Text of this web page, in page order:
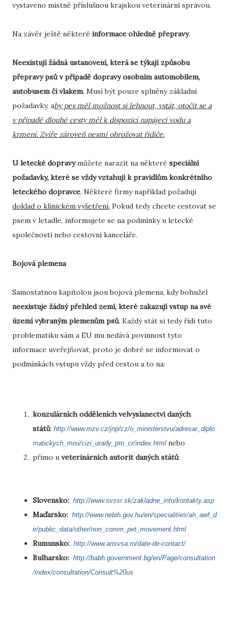
vystaveno místně příslušnou krajskou veterinární správou.
Na závěr ještě některé informace ohledně přepravy.
Neexistují žádná ustanovení, která se týkají způsobu
přepravy psů v případě dopravy osobním automobilem,
autobusem či vlakem. Musí být pouze splněny základní
požadavky, aby pes měl možnost si lehnout, vstát, otočit se a
v případě dlouhé cesty měl k dispozici napájecí vodu a
krmení. Zvíře zároveň nesmí ohrožovat řidiče.
U letecké dopravymůžete narazit na některé speciální
požadavky, které se vždy vztahují k pravidlům konkrétního
leteckého dopravce. Některé firmy například požadují
doklad o klinickém vyšetření. Pokud tedy chcete cestovat se
psem v letadle, informujete se na podmínky u letecké
společnosti nebo cestovní kanceláře.
Bojová plemena
Samostatnou kapitolou jsou bojová plemena, kdy bohužel
neexistuje žádný přehled zemí, které zakazují vstup na své
území vybraným plemenům psů. Každý stát si tedy řídí tuto
problematiku sám a EU mu nedává povinnost tyto
informace uveřejňovat, proto je dobré se informovat o
podmínkách vstupu vždy před cestou a to na:
konzulárních odděleních velvyslanectví daných
států: http://www.mzv.cz/jnp/cz/o_ministerstvu/adresar_diplo
matickych_misi/cizi_urady_pro_cr/index.html nebo
přímo u veterinárních autorit daných států:
Slovensko: http://www.svssr.sk/zakladne_info/kontakty.asp
Maďarsko: http://www.nebih.gov.hu/en/specialities/ah_awf_d
ir/public_data/other/non_comm_pet_movement.html
Rumunsko: http://www.ansvsa.ro/date-de-contact/
Bulharsko: http://babh.government.bg/en/Page/consultation
/index/consultation/Consult%20us